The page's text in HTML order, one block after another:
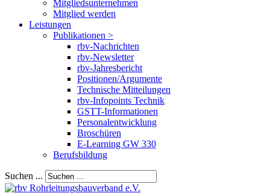
Mitgliedsunternehmen
Mitglied werden
Leistungen
Publikationen >
rbv-Nachrichten
rbv-Newsletter
rbv-Jahresbericht
Positionen/Argumente
Technische Mitteilungen
rbv-Infopoints Technik
GSTT-Informationen
Personalentwicklung
Broschüren
E-Learning GW 330
Berufsbildung
Suchen ...